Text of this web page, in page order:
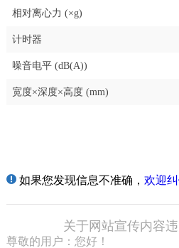
相对离心力 (×g)
计时器
噪音电平 (dB(A))
宽度×深度×高度 (mm)
如果您发现信息不准确， 欢迎
关于网站宣传内容
尊敬的用户：您好！